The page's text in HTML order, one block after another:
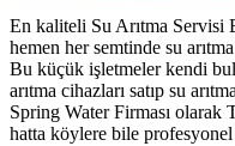
En kaliteli Su Arıtma Servisi
hemen her semtinde su
Bu küçük işletmeler kendi
arıtma cihazları satıp su
Spring Water Firması
hatta köylere bile